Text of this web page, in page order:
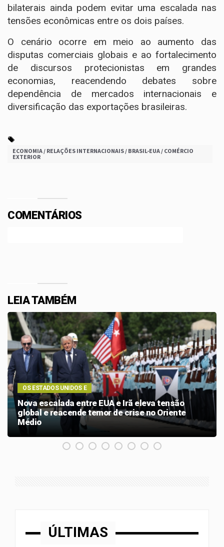
bilaterais ainda podem evitar uma escalada nas
tensões econômicas entre os dois países.
O cenário ocorre em meio ao aumento das
disputas comerciais globais e ao fortalecimento
de discursos protecionistas em grandes
economias, reacendendo debates sobre
dependência de mercados internacionais e
diversificação das exportações brasileiras.
ECONOMIA / RELAÇÕES INTERNACIONAIS / BRASIL-EUA / COMÉRCIO
EXTERIOR
COMENTÁRIOS
LEIA TAMBÉM
OS ESTADOS UNIDOS E
Nova escalada entre EUA e Irã eleva tensão
global e reacende temor de crise no Oriente
Médio
ÚLTIMAS